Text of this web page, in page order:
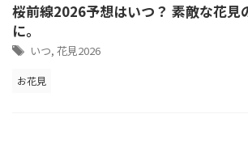
桜前線2026予想はいつ？ 素敵な花見
に。
いつ, 花見2026
お花見